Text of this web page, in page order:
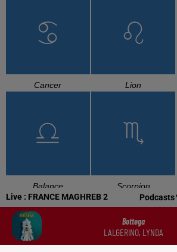
Live : FRANCE MAGHREB 2 Podcasts
Bottega
LALGERINO, LYNDA
Cancer Lion
Balance Scorpion